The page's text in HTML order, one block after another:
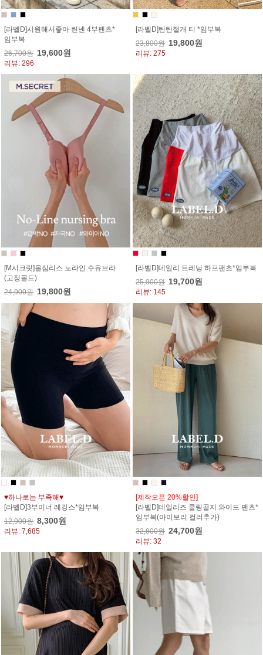
[라벨D]시원해서좋아 린넨 4부팬츠*
임부복
26,700원 19,600원
리뷰: 296
[라벨D]탄탄절개 티 *임부복
23,800원 19,800원
리뷰: 275
[M시크릿]올심리스 노라인 수유브라
(고정몰드)
24,900원 19,800원
[라벨D]데일리 트레닝 하프팬츠*임부복
25,900원 19,700원
리뷰: 145
♥하나로는 부족해♥
[라벨D]3부이너 레깅스*임부복
12,900원 8,300원
리뷰: 7,685
[제작오픈 20%할인]
[라벨D]데일리즈 쿨링골지 와이드 팬츠*
임부복(아이보리 컬러추가)
32,800원 24,700원
리뷰: 32